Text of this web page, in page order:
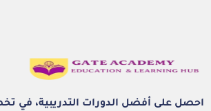
احصل على أفضل الدورات التدريبية، في